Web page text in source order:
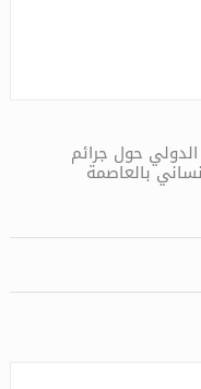
حول جرائم
بالعاصمة